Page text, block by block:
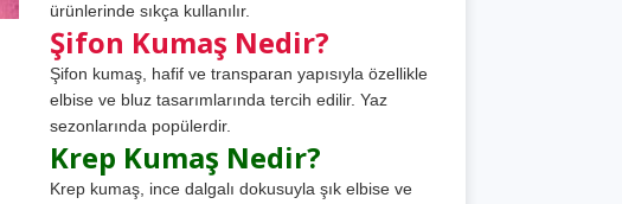
ürünlerinde sıkça kullanılır.
Şifon Kumaş Nedir?
Şifon kumaş, hafif ve transparan yapısıyla özellikle
elbise ve bluz tasarımlarında tercih edilir. Yaz
sezonlarında popülerdir.
Krep Kumaş Nedir?
Krep kumaş, ince dalgalı dokusuyla şık elbise ve